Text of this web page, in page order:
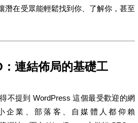
潛在受眾能輕鬆找到你、了解你，甚至
連結佈局的基礎工
不提到 WordPress 這個最受歡迎的網
企業、部落客、自媒體人都仰賴